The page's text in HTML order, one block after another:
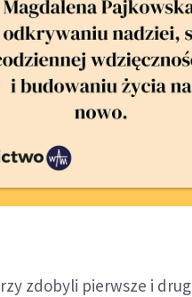
zdobyli pierwsze i